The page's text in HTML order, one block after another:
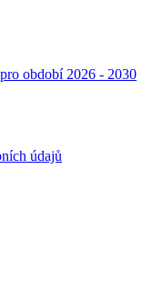
období 2026 - 2030
údajů